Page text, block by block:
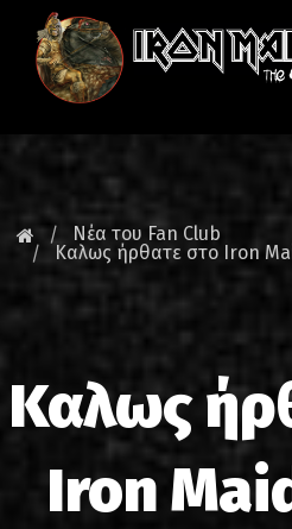
ΝΕΑ
FAN
Νέα του Fan Club
Καλως ήρθατε στο Iron
Καλως
Iron